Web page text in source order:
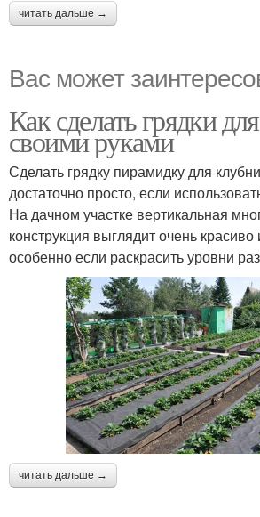
читать дальше →
Вас может
Как сделать грядки
своими руками
Сделать грядку пирамидку для
достаточно просто, если
На дачном участке вертикальная
конструкция выглядит очень
особенно если раскрасить уровни
читать дальше →